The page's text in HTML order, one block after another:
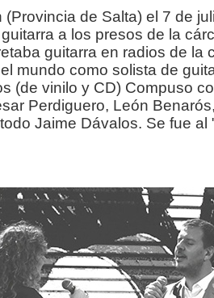
(Provincia de Salta) el 7 de
a los presos de la
guitarra en radios de la
mundo como solista de
(de vinilo y CD) Compuso
Perdiguero, León
Jaime Dávalos. Se fue al